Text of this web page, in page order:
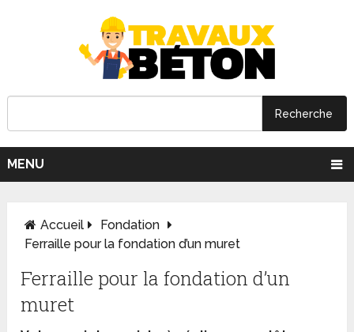
MENU
Accueil
Fondation
Ferraille pour la fondation d’un muret
Ferraille pour la fondation d’un
muret